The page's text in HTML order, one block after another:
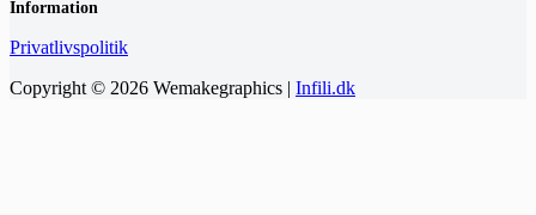
Information
Privatlivspolitik
Copyright © 2026 Wemakegraphics | Infili.dk